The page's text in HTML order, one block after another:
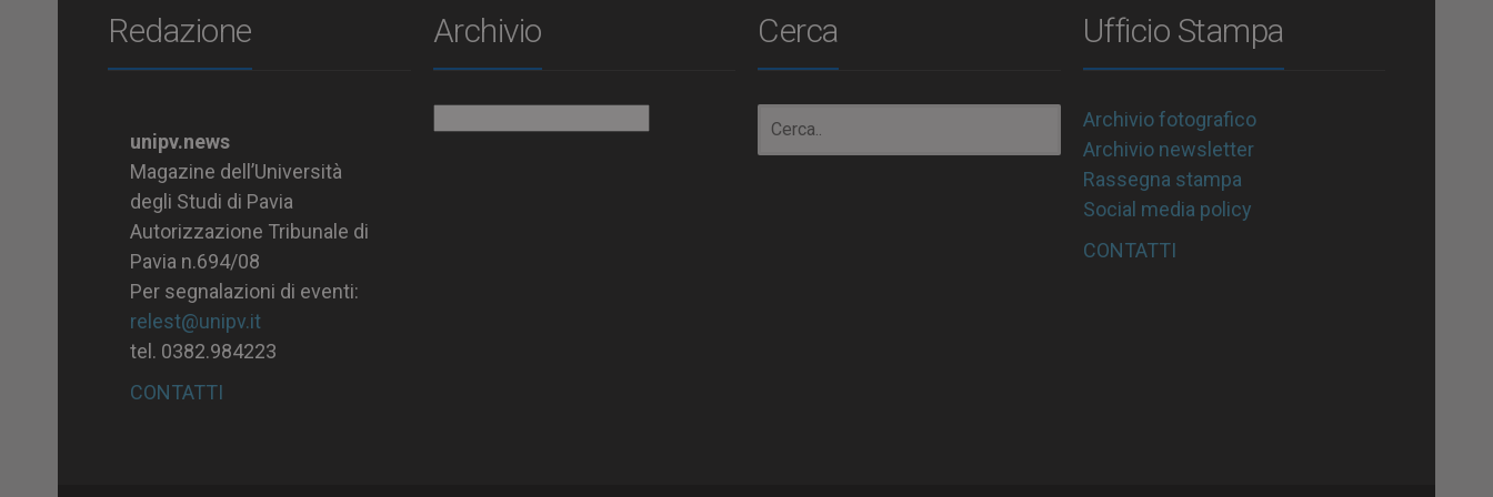
Redazione
unipv.news
Magazine dell’Università
degli Studi di Pavia
Autorizzazione Tribunale di
Pavia n.694/08
Per segnalazioni di eventi:
relest@unipv.it
tel. 0382.984223
CONTATTI
Archivio Cerca Ufficio Stampa
Archivio fotografico
Archivio newsletter
Rassegna stampa
Social media policy
CONTATTI